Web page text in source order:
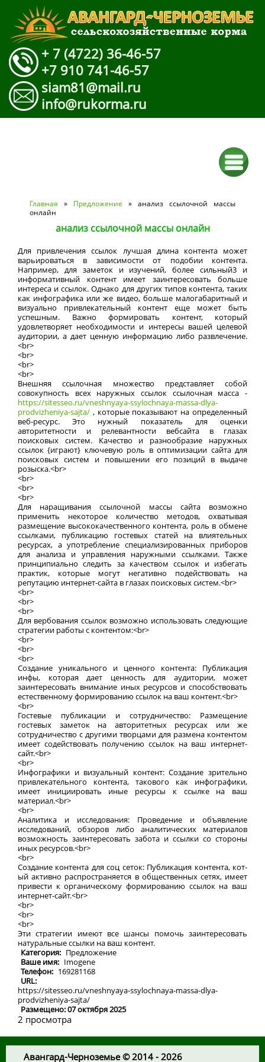
+ 7 (4722) 36-46-57
+7 910 741-46-57
siam81@mail.ru
info@rukorma.ru
Вы здесь
Главная » Предложение » анализ ссылочной массы
онлайн
анализ ссылочной массы онлайн
Для привлечения ссылок лучшая длина контента может
варьироваться в зависимости от подобии контента.
Например, для заметок и изучений, более сильный3 и
информативный контент имеет заинтересовать больше
интереса и ссылок. Однако для других типов контента, таких
как инфографика или же видео, больше малогабаритный и
визуально привлекательный контент еще может быть
успешным. Важно формировать контент, который
удовлетворяет необходимости и интересы вашей целевой
аудитории, а дает ценную информацию либо развлечение.
<br>
<br>
<br>
<br>
Внешняя ссылочная множество представляет собой
совокупность всех наружных ссылок ссылочная масса -
https://sitesseo.ru/vneshnyaya-ssylochnaya-massa-dlya-
prodvizheniya-sajta/ , которые показывают на определенный
веб-ресурс. Это нужный показатель для оценки
авторитетности и релевантности вебсайта в глазах
поисковых систем. Качество и разнообразие наружных
ссылок {играют} ключевую роль в оптимизации сайта для
поисковых систем и повышении его позиций в выдаче
розыска.<br>
<br>
<br>
<br>
Для наращивания ссылочной массы сайта возможно
применить некоторое количество методов, охватывая
размещение высококачественного контента, роль в обмене
ссылками, публикацию гостевых статей на влиятельных
ресурсах, а употребление специализированных приборов
для анализа и управления наружными ссылками. Также
принципиально следить за качеством ссылок и избегать
практик, которые могут негативно подействовать на
репутацию интернет-сайта в глазах поисковых систем.<br>
<br>
<br>
<br>
Для вербования ссылок возможно использовать следующие
стратегии работы с контентом:<br>
<br>
<br>
<br>
Создание уникального и ценного контента: Публикация
инфы, которая дает ценность для аудитории, может
заинтересовать внимание иных ресурсов и способствовать
естественному формированию ссылок на ваш контент.<br>
<br>
Гостевые публикации и сотрудничество: Размещение
гостевых заметок на авторитетных ресурсах или же
сотрудничество с другими творцами для размена контентом
имеет содействовать получению ссылок на ваш интернет-
сайт.<br>
<br>
Инфографики и визуальный контент: Создание зрительно
привлекательного контента, такового как инфографики,
имеет инициировать иные ресурсы к ссылке на ваш
материал.<br>
<br>
Аналитика и исследования: Проведение и объявление
исследований, обзоров либо аналитических материалов
возможность заинтересовать забота и ссылки со стороны
иных ресурсов.<br>
<br>
Создание контента для соц сеток: Публикация контента, кот-
ый активно распространяется в общественных сетях, имеет
привести к органическому формированию ссылок на ваш
интернет-сайт.<br>
<br>
<br>
<br>
Эти стратегии имеют все шансы помочь заинтересовать
натуральные ссылки на ваш контент.
Категория: Предложение
Ваше имя: Imogene
Телефон: 169281168
URL:
https://sitesseo.ru/vneshnyaya-ssylochnaya-massa-dlya-
prodvizheniya-sajta/
Размещено: 07 октября 2025
2 просмотра
Авангард-Черноземье © 2014 - 2026